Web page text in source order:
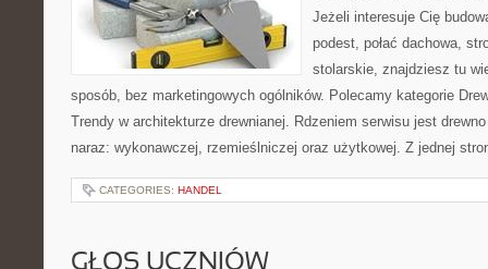
Jeżeli interesuje Cię
podest, połać dachowa,
stolarskie, znajdziesz tu
sposób, bez marketingowych ogólników. Polecamy kategorie
Trendy w architekturze drewnianej. Rdzeniem serwisu jest
naraz: wykonawczej, rzemieślniczej oraz użytkowej. Z jednej
CATEGORIES: HANDEL
GŁOS UCZNIÓW